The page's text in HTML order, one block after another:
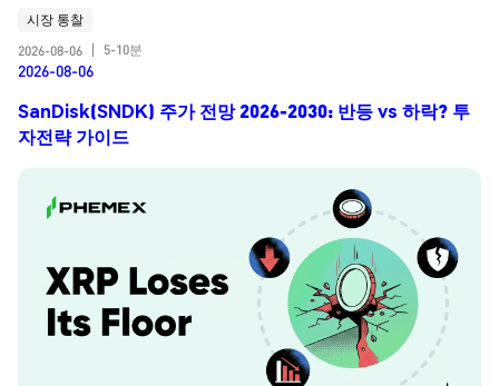
시장 통찰
2026-08-06
5-10분
2026-08-06
SanDisk(SNDK) 주가 전망 2026-2030: 반등 vs 하락? 투
자전략 가이드